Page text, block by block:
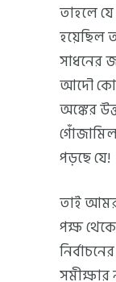
তাহলে
হয়েছিল
সাধনের
আদৌ
অঙ্কের
পড়ছে যে!
তাই
পক্ষ
সমীক্ষার